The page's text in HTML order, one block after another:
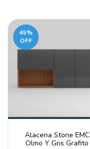
45%
OFF
Alacena Stone EMC
Olmo Y Gris Grafito